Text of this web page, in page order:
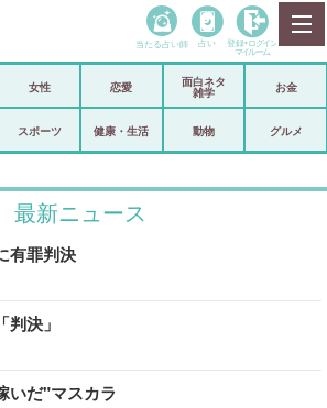
政治
スポーツ
アリ／ナシ
当たる占い師 占い 登録• ログイン
マイルーム
女性 恋愛
面白ネタ
雑学
お金
スポーツ 健康・生活 動物 グルメ
最新ニュース
有罪判決
決」
いだ"マスカラ